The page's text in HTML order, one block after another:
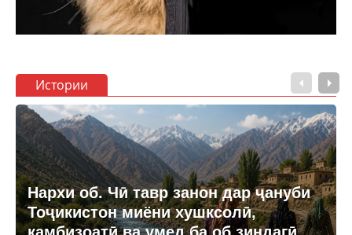
Истории
Нархи об. Чӣ тавр занон дар ҷануби
Тоҷикистон миёни хушксолӣ,